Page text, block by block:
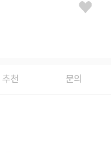
추천 문의